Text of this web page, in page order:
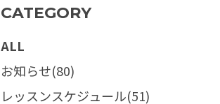
CATEGORY
ALL
お知らせ(80)
レッスンスケジュール(51)